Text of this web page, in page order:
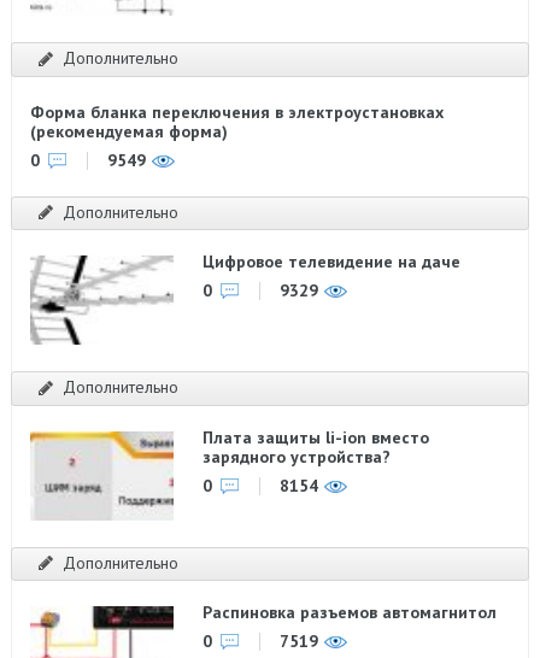
Дополнительно
Форма бланка переключения в электроустановках
(рекомендуемая форма)
0
9549
Дополнительно
Цифровое телевидение на даче
0
9329
Дополнительно
Плата защиты li-ion вместо
зарядного устройства?
0
8154
Дополнительно
Распиновка разъемов автомагнитол
0
7519